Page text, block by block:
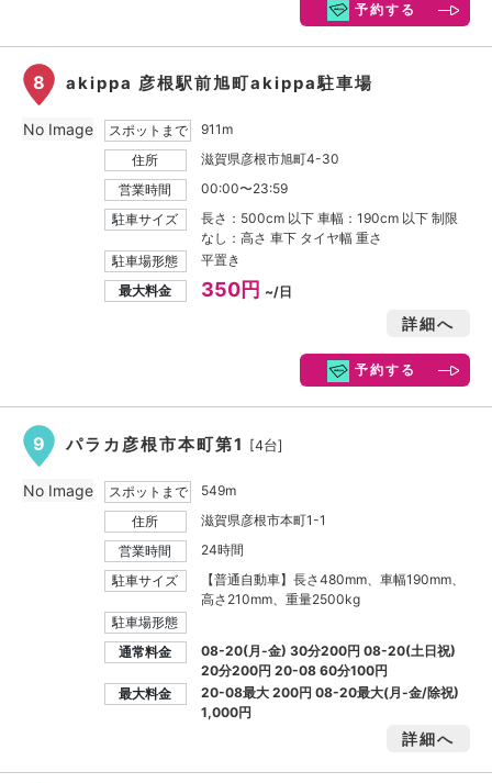
予約する
8 akippa 彦根駅前旭町akippa駐車場
スポットまで
911m
住所
滋賀県彦根市旭町4-30
営業時間
00:00〜23:59
駐車サイズ
長さ：500cm 以下 車幅：190cm 以下 制限
なし：高さ 車下 タイヤ幅 重さ
駐車場形態
平置き
最大料金
350円 ~/日
詳細へ
予約する
No Image
9 パラカ彦根市本町第1 [4台]
スポットまで
549m
住所
滋賀県彦根市本町1-1
営業時間
24時間
駐車サイズ
【普通自動車】長さ480mm、車幅190mm、
高さ210mm、重量2500kg
駐車場形態
通常料金
08-20(月-金) 30分200円 08-20(土日祝)
20分200円 20-08 60分100円
最大料金
20-08最大200円08-20最大(月-金/除祝)
1,000円
詳細へ
No Image